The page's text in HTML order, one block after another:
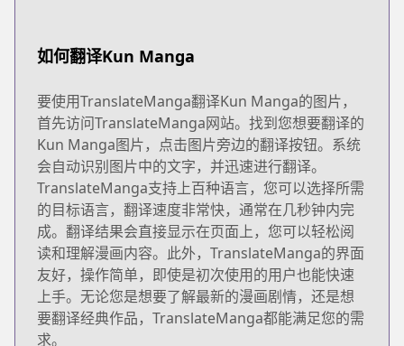
如何翻译Kun Manga
要使用TranslateManga翻译Kun Manga的图片，
首先访问TranslateManga网站。找到您想要翻译的
Kun Manga图片，点击图片旁边的翻译按钮。系统
会自动识别图片中的文字，并迅速进行翻译。
TranslateManga支持上百种语言，您可以选择所需
的目标语言，翻译速度非常快，通常在几秒钟内完
成。翻译结果会直接显示在页面上，您可以轻松阅
读和理解漫画内容。此外，TranslateManga的界面
友好，操作简单，即使是初次使用的用户也能快速
上手。无论您是想要了解最新的漫画剧情，还是想
要翻译经典作品，TranslateManga都能满足您的需
求。